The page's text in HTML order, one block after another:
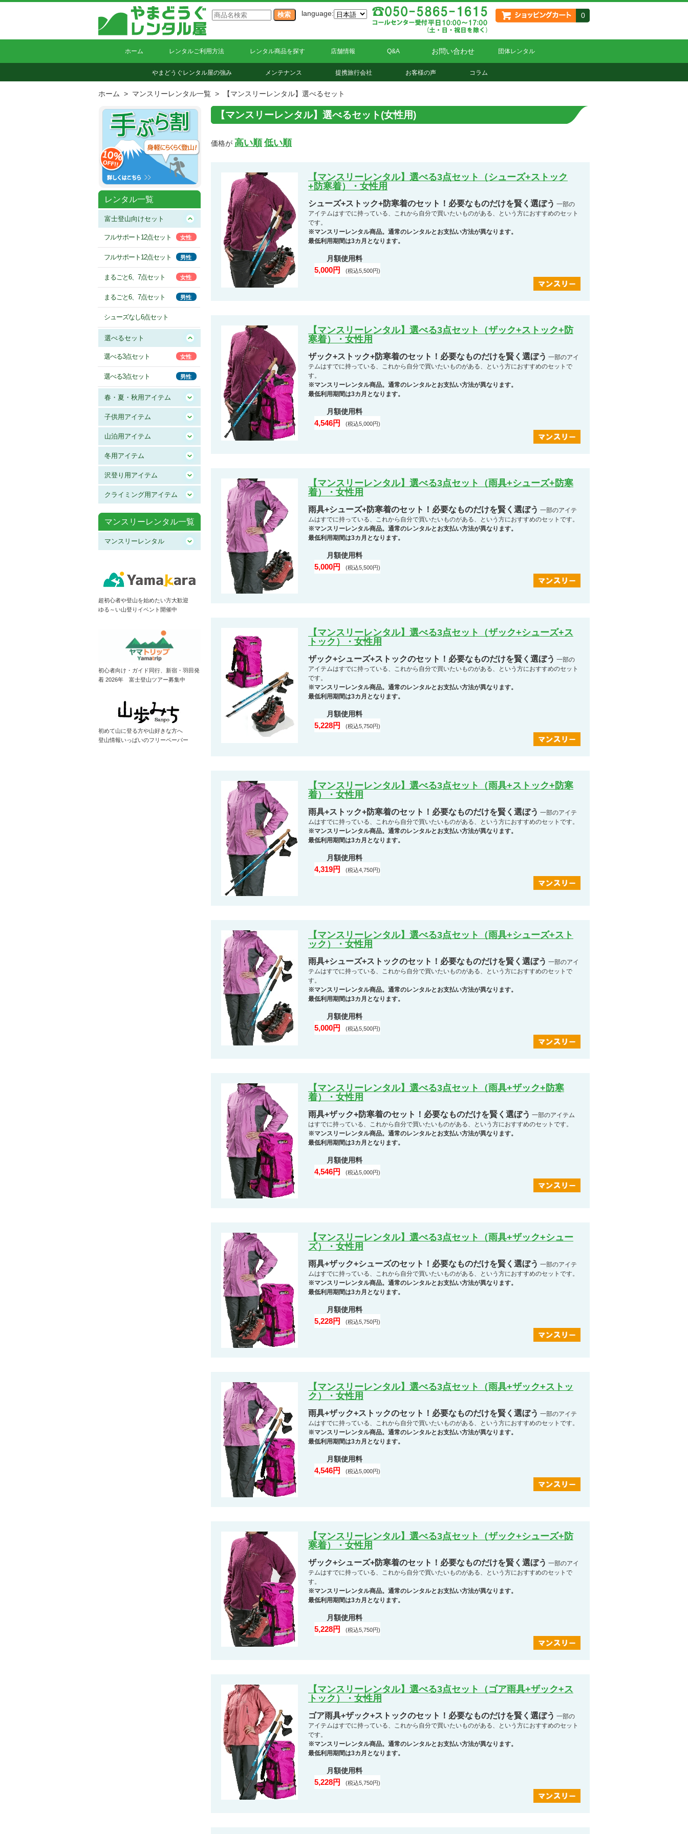
0
language:
ホーム レンタルご利用方法 レンタル商品を探す 店舗情報 Q&A お問い合わせ 団体レンタル
やまどうぐレンタル屋の強み メンテナンス 提携旅行会社 お客様の声 コラム
ホーム > マンスリーレンタル一覧 > 【マンスリーレンタル】選べるセット
レンタル一覧
富士登山向けセット
フルサポート12点セット 女性
フルサポート12点セット 男性
まるごと6、7点セット 女性
まるごと6、7点セット 男性
シューズなし6点セット
選べるセット
選べる3点セット 女性
選べる3点セット 男性
春・夏・秋用アイテム
子供用アイテム
山泊用アイテム
冬用アイテム
沢登り用アイテム
クライミング用アイテム
マンスリーレンタル一覧
マンスリーレンタル
超初心者や登山を始めたい方大歓迎
ゆる～い山登りイベント開催中
初心者向け・ガイド同行、新宿・羽田発
着 2026年 富士登山ツアー募集中
初めて山に登る方や山好きな方へ
登山情報いっぱいのフリーペーパー
【マンスリーレンタル】選べるセット(女性用)
価格が 高い順 低い順
【マンスリーレンタル】選べる3点セット（シューズ+ストック
+防寒着）・女性用
シューズ+ストック+防寒着のセット！必要なものだけを賢く選ぼう 一部の
アイテムはすでに持っている、これから自分で買いたいものがある、という方におすすめのセット
です。
※マンスリーレンタル商品。通常のレンタルとお支払い方法が異なります。
最低利用期間は3カ月となります。
月額使用料
5,000円 (税込5,500円)
【マンスリーレンタル】選べる3点セット（ザック+ストック+防
寒着）・女性用
ザック+ストック+防寒着のセット！必要なものだけを賢く選ぼう 一部のアイ
テムはすでに持っている、これから自分で買いたいものがある、という方におすすめのセットで
す。
※マンスリーレンタル商品。通常のレンタルとお支払い方法が異なります。
最低利用期間は3カ月となります。
月額使用料
4,546円 (税込5,000円)
【マンスリーレンタル】選べる3点セット（雨具+シューズ+防寒
着）・女性用
雨具+シューズ+防寒着のセット！必要なものだけを賢く選ぼう 一部のアイテ
ムはすでに持っている、これから自分で買いたいものがある、という方におすすめのセットです。
※マンスリーレンタル商品。通常のレンタルとお支払い方法が異なります。
最低利用期間は3カ月となります。
月額使用料
5,000円 (税込5,500円)
【マンスリーレンタル】選べる3点セット（ザック+シューズ+ス
トック）・女性用
ザック+シューズ+ストックのセット！必要なものだけを賢く選ぼう 一部の
アイテムはすでに持っている、これから自分で買いたいものがある、という方におすすめのセット
です。
※マンスリーレンタル商品。通常のレンタルとお支払い方法が異なります。
最低利用期間は3カ月となります。
月額使用料
5,228円 (税込5,750円)
【マンスリーレンタル】選べる3点セット（雨具+ストック+防寒
着）・女性用
雨具+ストック+防寒着のセット！必要なものだけを賢く選ぼう 一部のアイテ
ムはすでに持っている、これから自分で買いたいものがある、という方におすすめのセットです。
※マンスリーレンタル商品。通常のレンタルとお支払い方法が異なります。
最低利用期間は3カ月となります。
月額使用料
4,319円 (税込4,750円)
【マンスリーレンタル】選べる3点セット（雨具+シューズ+スト
ック）・女性用
雨具+シューズ+ストックのセット！必要なものだけを賢く選ぼう 一部のアイ
テムはすでに持っている、これから自分で買いたいものがある、という方におすすめのセットで
す。
※マンスリーレンタル商品。通常のレンタルとお支払い方法が異なります。
最低利用期間は3カ月となります。
月額使用料
5,000円 (税込5,500円)
【マンスリーレンタル】選べる3点セット（雨具+ザック+防寒
着）・女性用
雨具+ザック+防寒着のセット！必要なものだけを賢く選ぼう 一部のアイテム
はすでに持っている、これから自分で買いたいものがある、という方におすすめのセットです。
※マンスリーレンタル商品。通常のレンタルとお支払い方法が異なります。
最低利用期間は3カ月となります。
月額使用料
4,546円 (税込5,000円)
【マンスリーレンタル】選べる3点セット（雨具+ザック+シュー
ズ）・女性用
雨具+ザック+シューズのセット！必要なものだけを賢く選ぼう 一部のアイテ
ムはすでに持っている、これから自分で買いたいものがある、という方におすすめのセットです。
※マンスリーレンタル商品。通常のレンタルとお支払い方法が異なります。
最低利用期間は3カ月となります。
月額使用料
5,228円 (税込5,750円)
【マンスリーレンタル】選べる3点セット（雨具+ザック+ストッ
ク）・女性用
雨具+ザック+ストックのセット！必要なものだけを賢く選ぼう 一部のアイテ
ムはすでに持っている、これから自分で買いたいものがある、という方におすすめのセットです。
※マンスリーレンタル商品。通常のレンタルとお支払い方法が異なります。
最低利用期間は3カ月となります。
月額使用料
4,546円 (税込5,000円)
【マンスリーレンタル】選べる3点セット（ザック+シューズ+防
寒着）・女性用
ザック+シューズ+防寒着のセット！必要なものだけを賢く選ぼう 一部のアイ
テムはすでに持っている、これから自分で買いたいものがある、という方におすすめのセットで
す。
※マンスリーレンタル商品。通常のレンタルとお支払い方法が異なります。
最低利用期間は3カ月となります。
月額使用料
5,228円 (税込5,750円)
【マンスリーレンタル】選べる3点セット（ゴア雨具+ザック+ス
トック）・女性用
ゴア雨具+ザック+ストックのセット！必要なものだけを賢く選ぼう 一部の
アイテムはすでに持っている、これから自分で買いたいものがある、という方におすすめのセット
です。
※マンスリーレンタル商品。通常のレンタルとお支払い方法が異なります。
最低利用期間は3カ月となります。
月額使用料
5,228円 (税込5,750円)